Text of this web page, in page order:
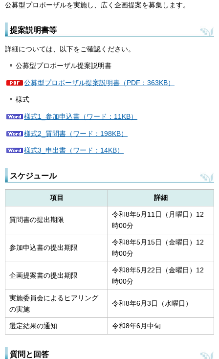
公募型プロポーザルを実施し、広く企画提案を募集します。
提案説明書等
詳細については、以下をご確認ください。
公募型プロポーザル提案説明書
公募型プロポーザル提案説明書（PDF：363KB）
様式
様式1_参加申込書（ワード：11KB）
様式2_質問書（ワード：198KB）
様式3_申出書（ワード：14KB）
スケジュール
項目 詳細
質問書の提出期限
令和8年5月11日（月曜日）12
時00分
参加申込書の提出期限
令和8年5月15日（金曜日）12
時00分
企画提案書の提出期限
令和8年5月22日（金曜日）12
時00分
実施委員会によるヒアリング
の実施
令和8年6月3日（水曜日）
選定結果の通知 令和8年6月中旬
質問と回答